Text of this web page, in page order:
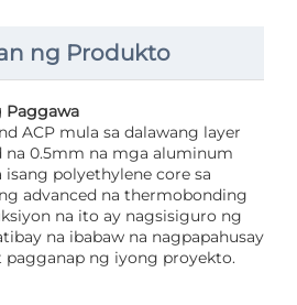
ng Produkto
Paggawa
ACP mula sa dalawang layer
na 0.5mm na mga aluminum
isang polyethylene core sa
advanced na thermobonding
na ito ay nagsisiguro ng
na ibabaw na nagpapahusay
pagganap ng iyong proyekto.